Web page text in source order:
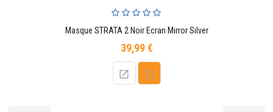
Masque STRATA 2 Noir Ecran Mirror Silver
39,99 €Prix